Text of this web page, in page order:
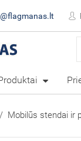
Mobilūs stendai ir